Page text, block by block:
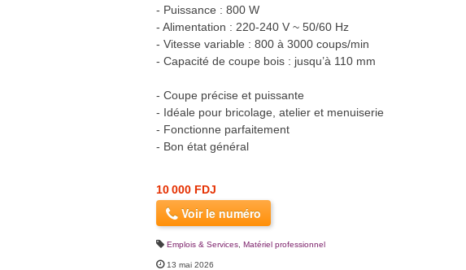
- Puissance : 800 W
- Alimentation : 220-240 V ~ 50/60 Hz
- Vitesse variable : 800 à 3000 coups/min
- Capacité de coupe bois : jusqu’à 110 mm
- Coupe précise et puissante
- Idéale pour bricolage, atelier et menuiserie
- Fonctionne parfaitement
- Bon état général
10 000 FDJ
Voir le numéro
Emplois & Services Matériel professionnel
13 mai 2026